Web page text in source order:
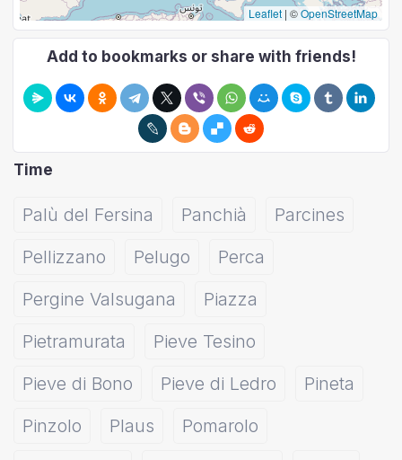
Leaflet | ©OpenStreetMap
Add to bookmarks or share with friends!
Time
Palù del Fersina Panchià
Parcines
Pellizzano
Pelugo
Perca
Pergine Valsugana
Piazza
Pietramurata
Pieve Tesino
Pieve di Bono
Pieve di Ledro
Pineta
Pinzolo
Plaus
Pomarolo